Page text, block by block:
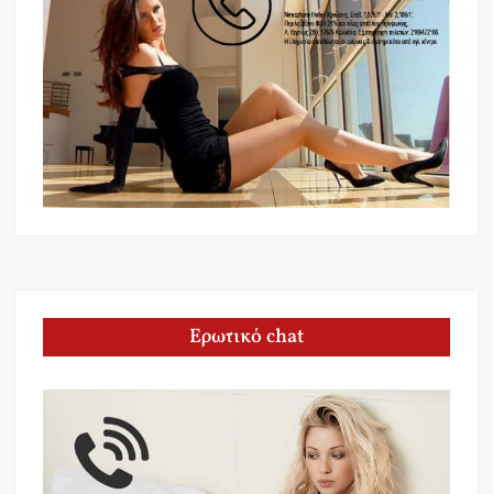
Ερωτικό chat